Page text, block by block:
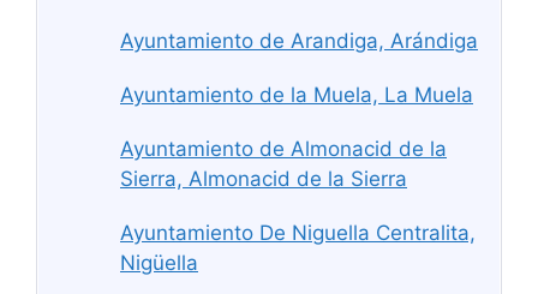
Ayuntamiento de Arandiga, Arándiga
Ayuntamiento de la Muela, La Muela
Ayuntamiento de Almonacid de la
Sierra, Almonacid de la Sierra
Ayuntamiento De Niguella Centralita,
Nigüella